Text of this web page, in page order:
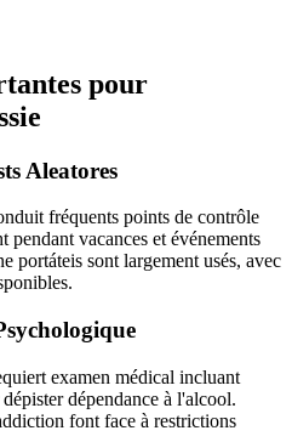
pour
Aleatores
fréquents points de contrôle
vacances et événements
portáteis sont largement usés, avec
examen médical incluant
dépendance à l'alcool.
font face à restrictions